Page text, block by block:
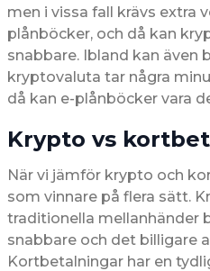
men i vissa fall krävs extra
plånböcker, och då kan
snabbare. Ibland kan även
kryptovaluta tar några
då kan e-plånböcker vara
Krypto vs
När vi jämför krypto och
som vinnare på flera sätt.
traditionella mellanhänder
snabbare och det billigare
Kortbetalningar har en